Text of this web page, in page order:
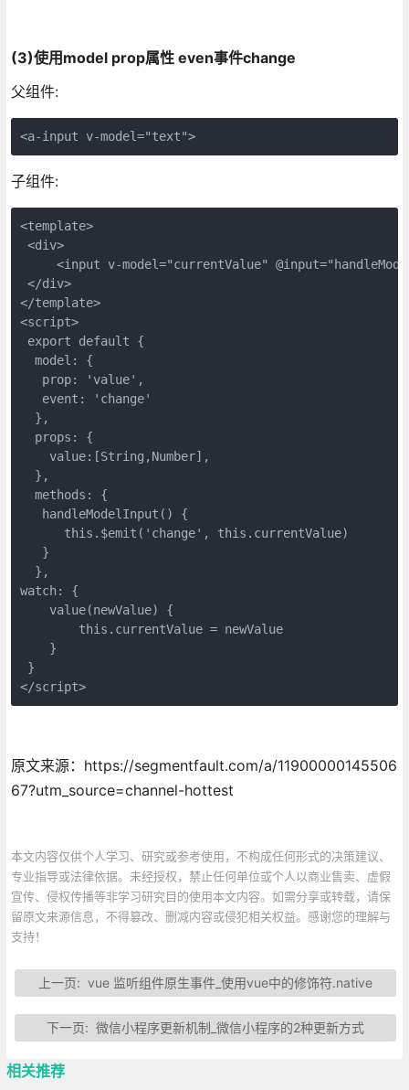
(3)使用model prop属性 even事件change
父组件:
<a-input v-model="text">
子组件:
<template>
<div>
<input v-model="currentValue"
</div>
</template>
<script>
export default {
  model: {
   prop: 'value',
   event: 'change'
  },
  props: {
    value:[String,Number],
  },
  methods: {
   handleModelInput() {
      this.$emit('change', this.currentValue)
   }
  },
watch: {
    value(newValue) {
        this.currentValue = newValue
    }
}
</script>
原文来源：https://segmentfault.com/a/11900000145506
67?utm_source=channel-hottest
本文内容仅供个人学习、研究或参考使用，不构成任何形式的决策建议、
专业指导或法律依据。未经授权，禁止任何单位或个人以商业售卖、虚假
宣传、侵权传播等非学习研究目的使用本文内容。如需分享或转载，请保
留原文来源信息，不得篡改、删减内容或侵犯相关权益。感谢您的理解与
支持！
上一页: vue 监听组件原生事件_使用vue中的修饰符.native
下一页: 微信小程序更新机制_微信小程序的2种更新方式
相关推荐